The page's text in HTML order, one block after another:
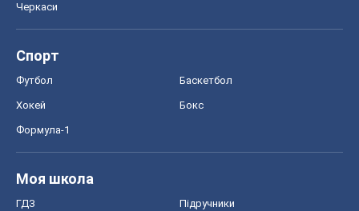
Черкаси
Спорт
Футбол Баскетбол
Хокей Бокс
Формула-1
Моя школа
ГДЗ Підручники